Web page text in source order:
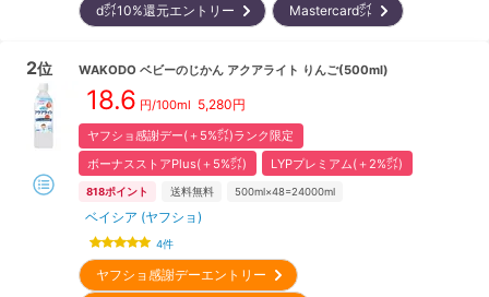
d㌽10%還元エントリー Mastercard㌽
2位 WAKODO ベビーのじかん アクアライト りんご(500ml)
18.6 円/100ml 5,280円
ヤフショ感謝デー(＋5%㌽)ランク限定
ボーナスストアPlus(＋5%㌽)
LYPプレミアム(＋2%㌽)
818ポイント 送料無料 500ml×48=24000ml
ベイシア (ヤフショ)
4件
ヤフショ感謝デーエントリー